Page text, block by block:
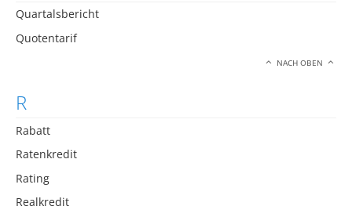
Quartalsbericht
Quotentarif
NACH OBEN
R
Rabatt
Ratenkredit
Rating
Realkredit